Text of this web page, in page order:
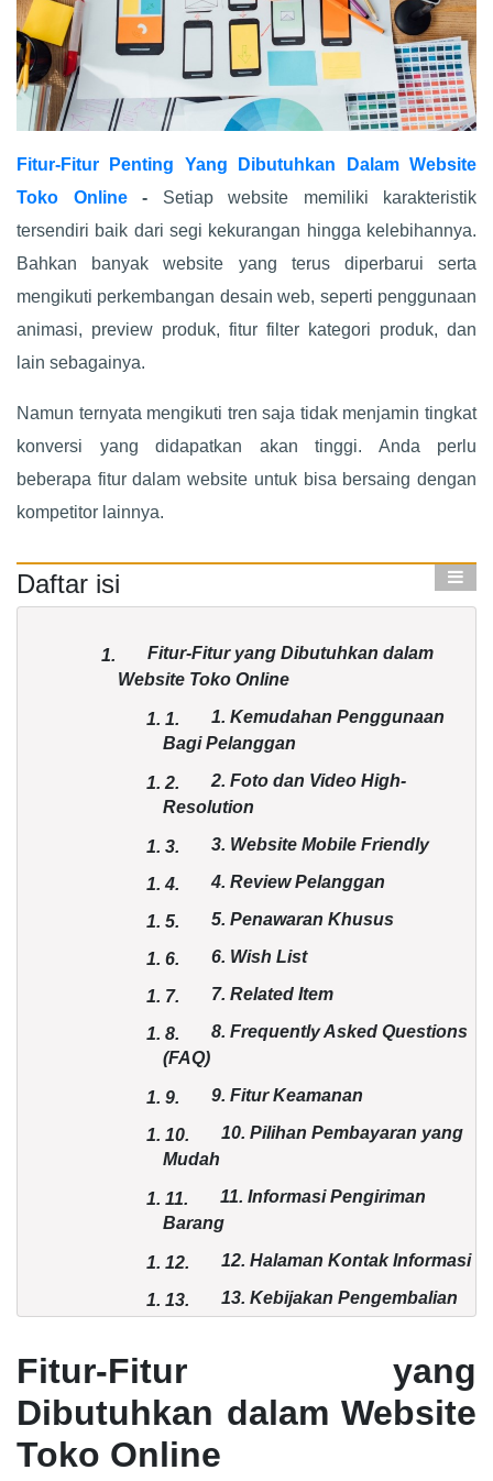
Fitur-Fitur Penting Yang Dibutuhkan Dalam Website
Toko Online- Setiap website memiliki karakteristik
tersendiri baik dari segi kekurangan hingga kelebihannya.
Bahkan banyak website yang terus diperbarui serta
mengikuti perkembangan desain web, seperti penggunaan
animasi, preview produk, fitur filter kategori produk, dan
lain sebagainya.
Namun ternyata mengikuti tren saja tidak menjamin tingkat
konversi yang didapatkan akan tinggi. Anda perlu
beberapa fitur dalam website untuk bisa bersaing dengan
kompetitor lainnya.
Daftar isi
1.
Fitur-Fitur yang Dibutuhkan dalam
Website Toko Online
1. 1.
1. Kemudahan Penggunaan
Bagi Pelanggan
1. 2.
2. Foto dan Video High-
Resolution
1. 3. 3. Website Mobile Friendly
1.4. 4. Review Pelanggan
1. 5. 5. Penawaran Khusus
1. 6. 6. Wish List
1. 7. 7. Related Item
1. 8.
8. Frequently Asked Questions
(FAQ)
1. 9. 9. Fitur Keamanan
1. 10.
10. Pilihan Pembayaran yang
Mudah
1. 11.
11. Informasi Pengiriman
Barang
1. 12. 12. Halaman Kontak Informasi
1. 13.
13. Kebijakan Pengembalian
Fitur-Fitur yang
Dibutuhkan dalam Website
Toko Online